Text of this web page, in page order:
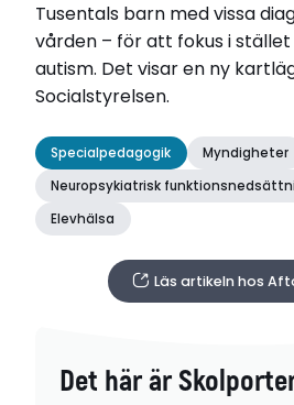
Tusentals barn med vissa
vården – för att fokus i
autism. Det visar en ny
Socialstyrelsen.
Specialpedagogik
Myndigheter
Neuropsykiatrisk
Elevhälsa
Läs artikeln hos
Det här är